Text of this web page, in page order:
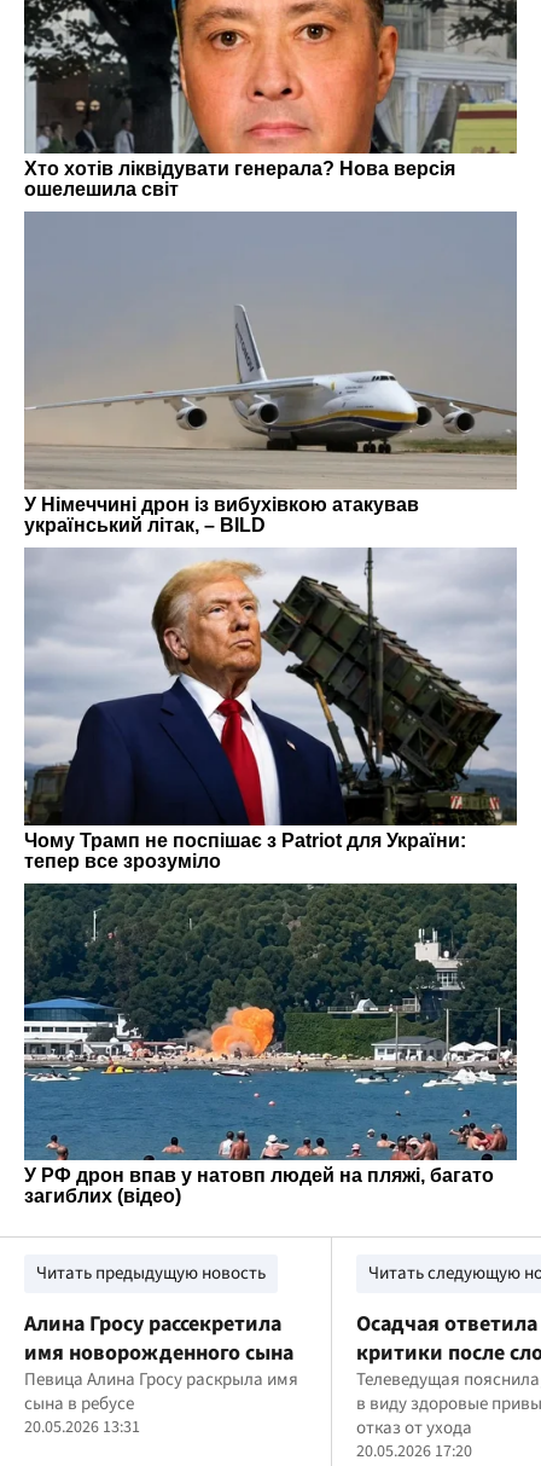
Читать предыдущую новость
Алина Гросу рассекретила
имя новорожденного сына
Певица Алина Гросу раскрыла имя
сына в ребусе
20.05.2026 13:31
Читать следующую
Осадчая
критики после
"бесплатной
Телеведущая
в виду здоровые
отказ от ухода
20.05.2026 17:20